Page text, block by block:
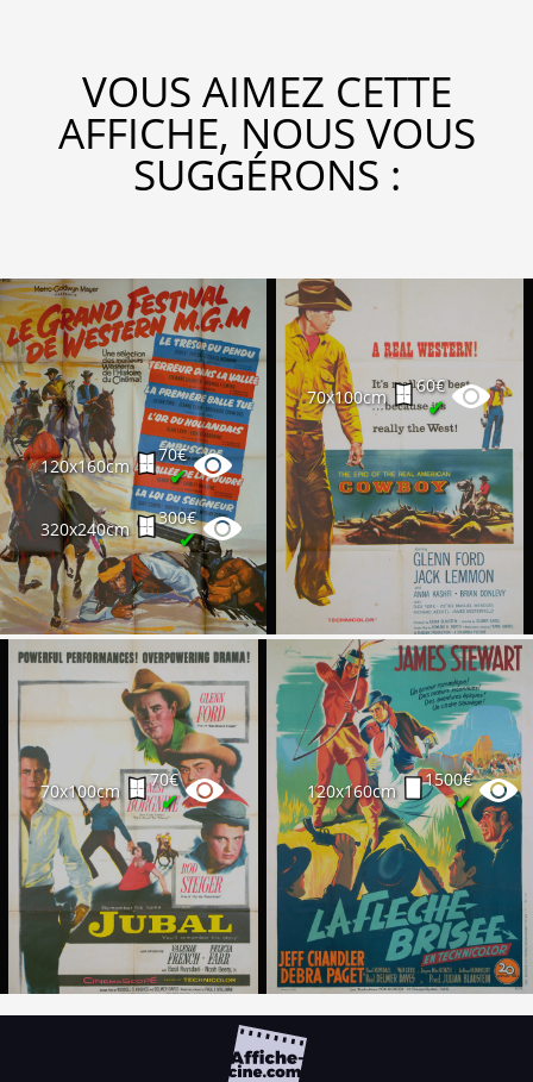
VOUS AIMEZ CETTE
AFFICHE, NOUS VOUS
SUGGÉRONS :
120x160cm
70€
✔
320x240cm
300€
✔
70x100cm
60€
✔
70x100cm
70€
✔ 120x160cm
1500€
✔